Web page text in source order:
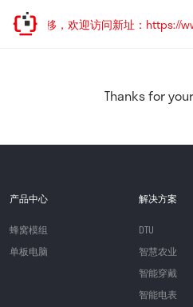
址已迁移，欢迎访问新址：https://
Thanks for
产品中心
蜂窝模组
单板电脑
解决方案
DTU
智慧农业
智能穿戴
智能电表